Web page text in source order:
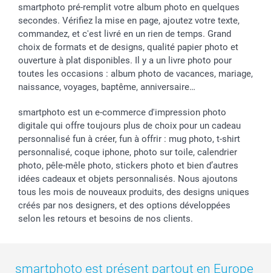
smartphoto pré-remplit votre album photo en quelques
secondes. Vérifiez la mise en page, ajoutez votre texte,
commandez, et c'est livré en un rien de temps. Grand
choix de formats et de designs, qualité papier photo et
ouverture à plat disponibles. Il y a un livre photo pour
toutes les occasions : album photo de vacances, mariage,
naissance, voyages, baptême, anniversaire…
smartphoto est un e-commerce d'impression photo
digitale qui offre toujours plus de choix pour un cadeau
personnalisé fun à créer, fun à offrir : mug photo, t-shirt
personnalisé, coque iphone, photo sur toile, calendrier
photo, pêle-mêle photo, stickers photo et bien d’autres
idées cadeaux et objets personnalisés. Nous ajoutons
tous les mois de nouveaux produits, des designs uniques
créés par nos designers, et des options développées
selon les retours et besoins de nos clients.
smartphoto est présent partout en Europe